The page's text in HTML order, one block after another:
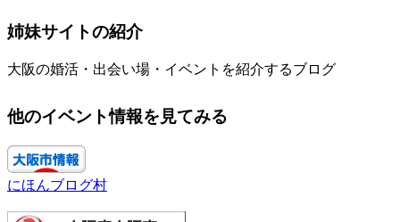
姉妹サイトの紹介
大阪の婚活・出会い場・イベントを紹介するブログ
他のイベント情報を見てみる
にほんブログ村